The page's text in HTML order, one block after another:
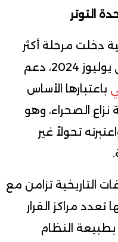
التوتر
دخلت مرحلة أكثر
دعم
باعتبارها الأساس
نزاع الصحراء، وهو
تحولاً غير
التاريخية تزامن مع
مراكز القرار
النظام